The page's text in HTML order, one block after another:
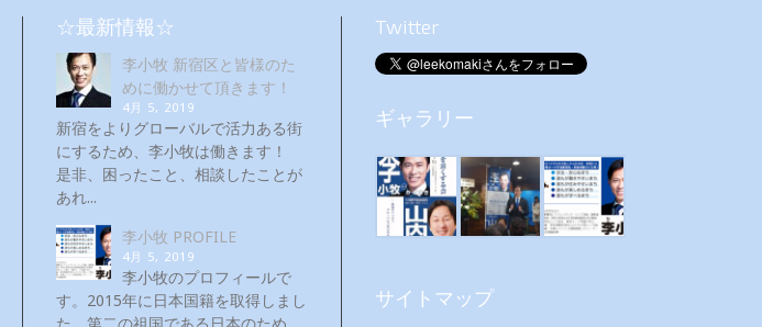
☆最新情報☆
李小牧 新宿区と皆様のた
めに働かせて頂きます！
4月 5, 2019
新宿をよりグローバルで活力ある街
にするため、李小牧は働きます！
是非、困ったこと、相談したことが
あれ...
李小牧 PROFILE
4月 5, 2019
李小牧のプロフィールで
す。2015年に日本国籍を取得しまし
Twitter
ギャラリー
サイトマップ